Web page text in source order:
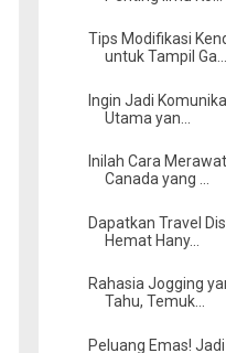
Tips Modifikasi
untuk Tampil Ga...
Ingin Jadi
Utama yan...
Inilah Cara
Canada yang ...
Dapatkan Travel
Hemat Hany...
Rahasia Jogging
Tahu, Temuk...
Peluang Emas!